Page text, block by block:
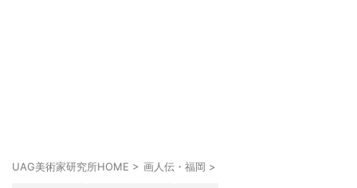
UAG美術家研究所HOME > 画人伝・福岡 >